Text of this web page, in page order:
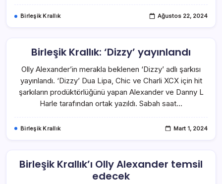
Birleşik Krallık Ağustos 22, 2024
Birleşik Krallık: ‘Dizzy’ yayınlandı
Olly Alexander’in merakla beklenen ‘Dizzy’ adlı şarkısı
yayınlandı. ‘Dizzy’ Dua Lipa, Chic ve Charli XCX için hit
şarkıların prodüktörlüğünü yapan Alexander ve Danny L
Harle tarafından ortak yazıldı. Sabah saat…
Birleşik Krallık Mart 1, 2024
Birleşik Krallık’ı Olly Alexander temsil
edecek